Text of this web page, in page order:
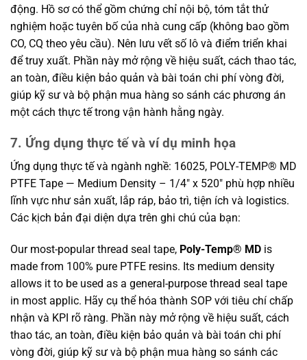
động. Hồ sơ có thể gồm chứng chỉ nội bộ, tóm tắt thử
nghiệm hoặc tuyên bố của nhà cung cấp (không bao gồm
CO, CQ theo yêu cầu). Nên lưu vết số lô và điểm triển khai
để truy xuất. Phần này mở rộng về hiệu suất, cách thao tác,
an toàn, điều kiện bảo quản và bài toán chi phí vòng đời,
giúp kỹ sư và bộ phận mua hàng so sánh các phương án
một cách thực tế trong vận hành hằng ngày.
7. Ứng dụng thực tế và ví dụ minh họa
Ứng dụng thực tế và ngành nghề: 16025, POLY-TEMP® MD
PTFE Tape — Medium Density – 1/4″ x 520″ phù hợp nhiều
lĩnh vực như sản xuất, lắp ráp, bảo trì, tiện ích và logistics.
Các kịch bản đại diện dựa trên ghi chú của bạn:
Our most-popular thread seal tape, Poly-Temp® MD is
made from 100% pure PTFE resins. Its medium density
allows it to be used as a general-purpose thread seal tape
in most applic. Hãy cụ thể hóa thành SOP với tiêu chí chấp
nhận và KPI rõ ràng. Phần này mở rộng về hiệu suất, cách
thao tác, an toàn, điều kiện bảo quản và bài toán chi phí
vòng đời, giúp kỹ sư và bộ phận mua hàng so sánh các